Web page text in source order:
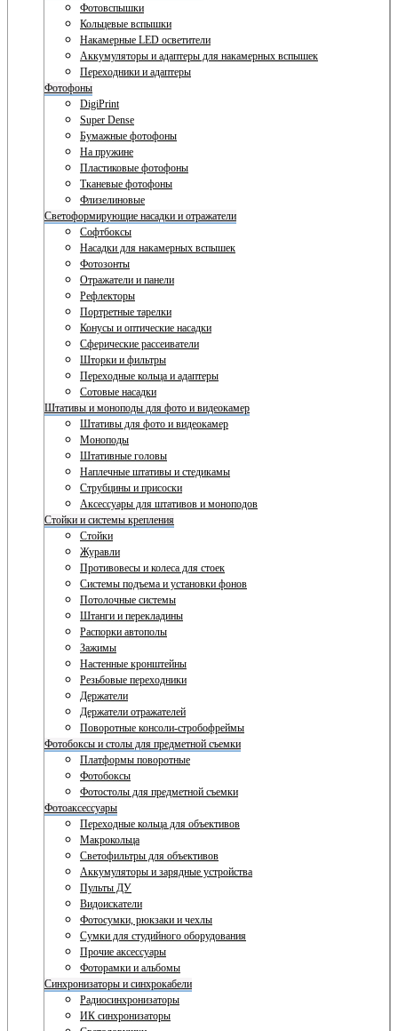
Фотовспышки
Кольцевые вспышки
Накамерные LED осветители
Аккумуляторы и адаптеры для накамерных вспышек
Переходники и адаптеры
Фотофоны
DigiPrint
Super Dense
Бумажные фотофоны
На пружине
Пластиковые фотофоны
Тканевые фотофоны
Флизелиновые
Светоформирующие насадки и отражатели
Софтбоксы
Насадки для накамерных вспышек
Фотозонты
Отражатели и панели
Рефлекторы
Портретные тарелки
Конусы и оптические насадки
Сферические рассеиватели
Шторки и фильтры
Переходные кольца и адаптеры
Сотовые насадки
Штативы и моноподы для фото и видеокамер
Штативы для фото и видеокамер
Моноподы
Штативные головы
Наплечные штативы и стедикамы
Струбцины и присоски
Аксессуары для штативов и моноподов
Стойки и системы крепления
Стойки
Журавли
Противовесы и колеса для стоек
Системы подъема и установки фонов
Потолочные системы
Штанги и перекладины
Распорки автополы
Зажимы
Настенные кронштейны
Резьбовые переходники
Держатели
Держатели отражателей
Поворотные консоли-стробофреймы
Фотобоксы и столы для предметной съемки
Платформы поворотные
Фотобоксы
Фотостолы для предметной съемки
Фотоаксессуары
Переходные кольца для объективов
Макрокольца
Светофильтры для объективов
Аккумуляторы и зарядные устройства
Пульты ДУ
Видоискатели
Фотосумки, рюкзаки и чехлы
Сумки для студийного оборудования
Прочие аксессуары
Фоторамки и альбомы
Синхронизаторы и синхрокабели
Радиосинхронизаторы
ИК синхронизаторы